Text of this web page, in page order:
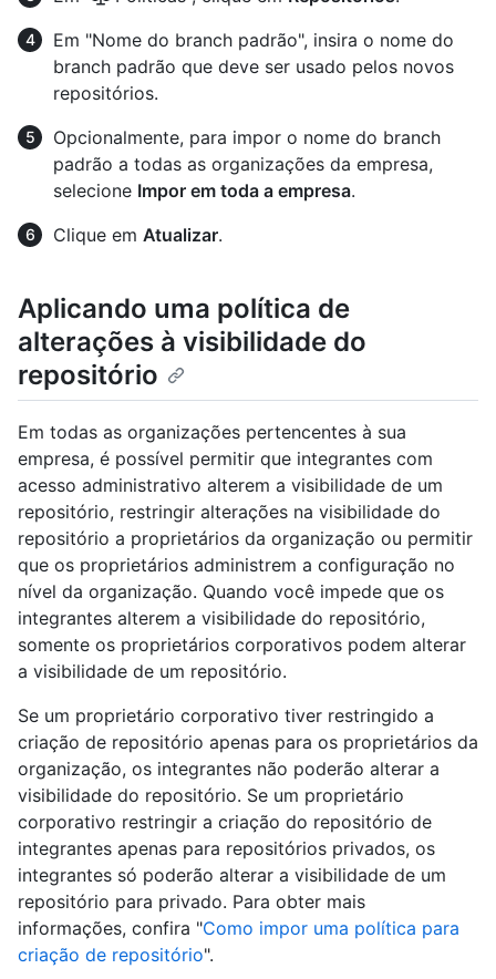
Em "Nome do branch padrão", insira o nome do
branch padrão que deve ser usado pelos novos
repositórios.
Opcionalmente, para impor o nome do branch
padrão a todas as organizações da empresa,
selecione Impor em toda a empresa.
Clique em Atualizar.
Aplicando uma política de
alterações à visibilidade do
repositório
Em todas as organizações pertencentes à sua
empresa, é possível permitir que integrantes com
acesso administrativo alterem a visibilidade de um
repositório, restringir alterações na visibilidade do
repositório a proprietários da organização ou permitir
que os proprietários administrem a configuração no
nível da organização. Quando você impede que os
integrantes alterem a visibilidade do repositório,
somente os proprietários corporativos podem alterar
a visibilidade de um repositório.
Se um proprietário corporativo tiver restringido a
criação de repositório apenas para os proprietários da
organização, os integrantes não poderão alterar a
visibilidade do repositório. Se um proprietário
corporativo restringir a criação do repositório de
integrantes apenas para repositórios privados, os
integrantes só poderão alterar a visibilidade de um
repositório para privado. Para obter mais
informações, confira "Como impor uma política para
criação de repositório".